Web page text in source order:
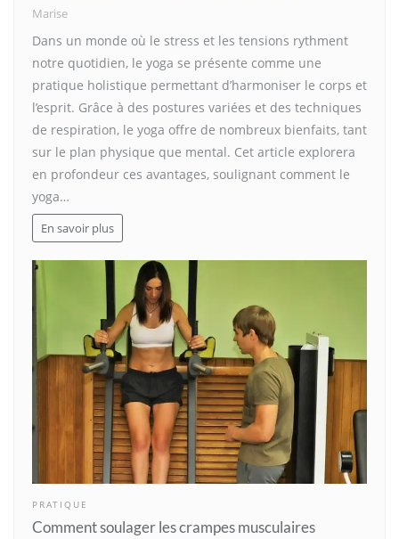
Marise
Dans un monde où le stress et les tensions rythment
notre quotidien, le yoga se présente comme une
pratique holistique permettant d’harmoniser le corps et
l’esprit. Grâce à des postures variées et des techniques
de respiration, le yoga offre de nombreux bienfaits, tant
sur le plan physique que mental. Cet article explorera
en profondeur ces avantages, soulignant comment le
yoga…
En savoir plus
PRATIQUE
Comment soulager les crampes musculaires